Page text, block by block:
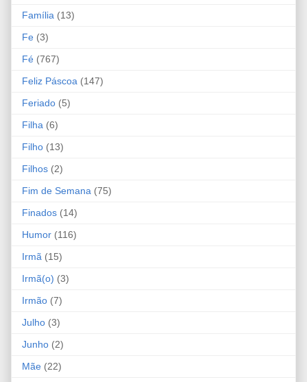
Família (13)
Fe (3)
Fé (767)
Feliz Páscoa (147)
Feriado (5)
Filha (6)
Filho (13)
Filhos (2)
Fim de Semana (75)
Finados (14)
Humor (116)
Irmã (15)
Irmã(o) (3)
Irmão (7)
Julho (3)
Junho (2)
Mãe (22)